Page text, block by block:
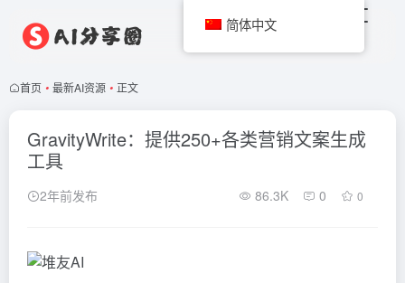
首页 • 最新AI资源 • 正文
GravityWrite：提供250+各类营销文案生成
工具
2年前发布 86.3K 0 0
简体中文